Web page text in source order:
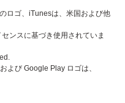
ロゴ、iTunesは、米国および他
ンスに基づき使用されていま
よび Google Play ロゴは、